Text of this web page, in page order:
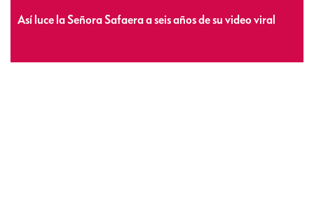
Así luce la Señora Safaera a seis años de su video viral